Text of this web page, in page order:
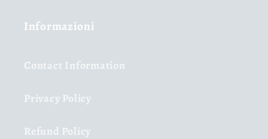
Informazioni
Contact Information
Privacy Policy
Refund Policy